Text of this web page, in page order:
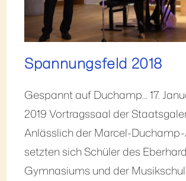
Spannungsfeld 2018
Gespannt auf Duchamp... 17.
2019 Vortragssaal der
Anlässlich der Marcel-
setzten sich Schüler des
Gymnasiums und der